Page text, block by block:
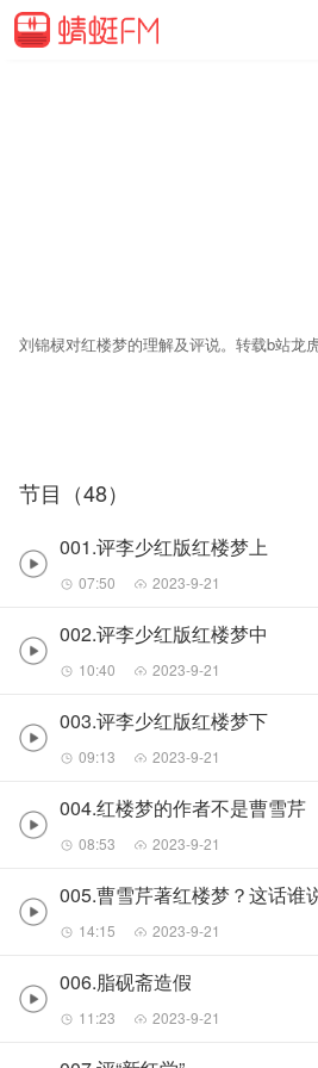
刘锦棂对红楼梦的理解及评说。转载b站龙
节目（48）
001.评李少红版红楼梦上
07:50 2023-9-21
002.评李少红版红楼梦中
10:40 2023-9-21
003.评李少红版红楼梦下
09:13 2023-9-21
004.红楼梦的作者不是曹雪芹
08:53 2023-9-21
005.曹雪芹著红楼梦？这话谁
14:15 2023-9-21
006.脂砚斋造假
11:23 2023-9-21